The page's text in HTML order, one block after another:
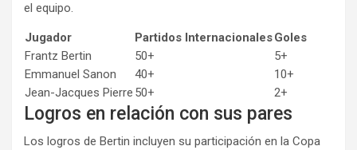
el equipo.
Jugador Partidos InternacionalesGoles
Frantz Bertin
50+
5+
Emmanuel Sanon
40+
10+
Jean-Jacques Pierre 50+ 2+
Logros en relación con sus pares
Los logros de Bertin incluyen su participación en la Copa